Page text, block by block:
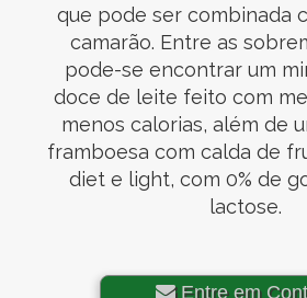
que pode ser combinada
camarão. Entre as
pode-se encontrar um
doce de leite feito com
menos calorias, além de
framboesa com calda de
diet e light, com 0% de
lactose.
Entre em